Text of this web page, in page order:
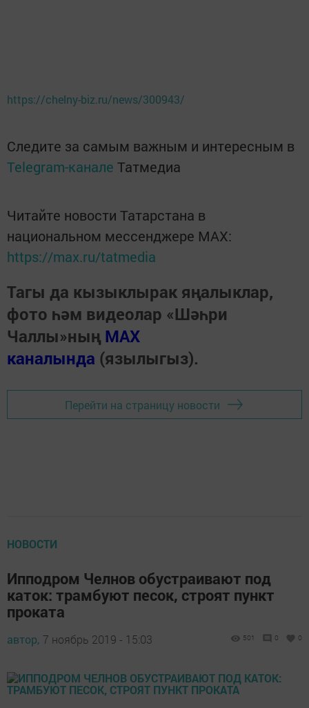
https://chelny-biz.ru/news/300943/
Следите за самым важным и интересным в
Telegram-канале Татмедиа
Читайте новости Татарстана в
национальном мессенджере MАХ:
https://max.ru/tatmedia
Тагы да кызыклырак яңалыклар,
фото һәм видеолар «Шәһри
Чаллы»ның MAX
каналында (язылыгыз).
Перейти на страницу новости
НОВОСТИ
Ипподром Челнов обустраивают под
каток: трамбуют песок, строят пункт
проката
автор, 7 ноябрь 2019 - 15:03 501 0 0